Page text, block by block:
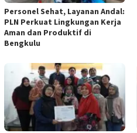
Personel Sehat, Layanan Andal:
PLN Perkuat Lingkungan Kerja
Aman dan Produktif di
Bengkulu